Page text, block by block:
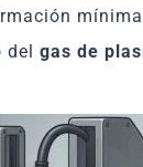
gas de